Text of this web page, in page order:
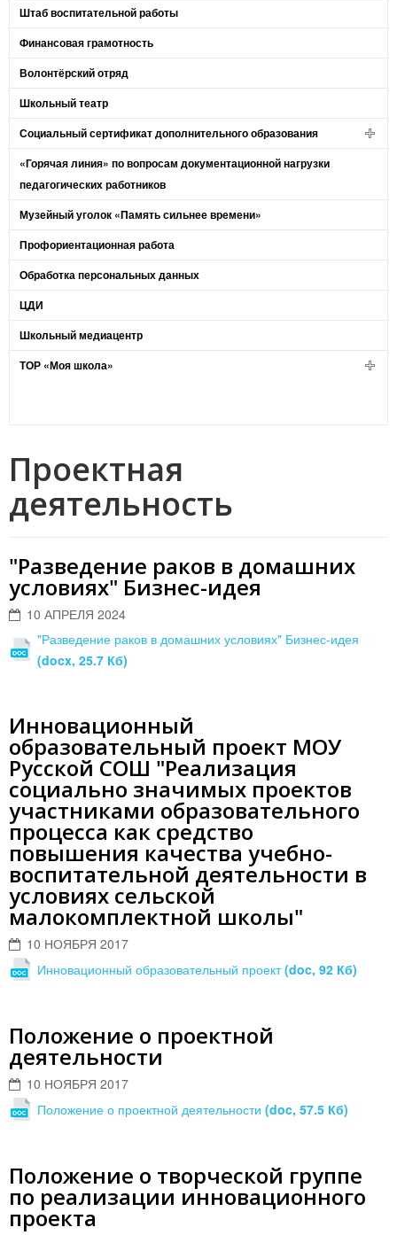
Штаб воспитательной работы
Финансовая грамотность
Волонтёрский отряд
Школьный театр
Социальный сертификат дополнительного образования
«Горячая линия» по вопросам документационной нагрузки
педагогических работников
Музейный уголок «Память сильнее времени»
Профориентационная работа
Обработка персональных данных
ЦДИ
Школьный медиацентр
ТОР «Моя школа»
Проектная
деятельность
"Разведение раков в домашних
условиях" Бизнес-идея
10 АПРЕЛЯ 2024
"Разведение раков в домашних условиях" Бизнес-идея
(docx, 25.7 Кб)
Инновационный
образовательный проект МОУ
Русской СОШ "Реализация
социально значимых проектов
участниками образовательного
процесса как средство
повышения качества учебно-
воспитательной деятельности в
условиях сельской
малокомплектной школы"
10 НОЯБРЯ 2017
Инновационный образовательный проект(doc, 92 Кб)
Положение о проектной
деятельности
10 НОЯБРЯ 2017
Положение о проектной деятельности (doc, 57.5 Кб)
Положение о творческой группе
по реализации инновационного
проекта